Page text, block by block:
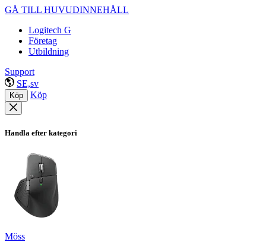
GÅ TILL HUVUDINNEHÅLL
Logitech G
Företag
Utbildning
Support
SE,sv
Köp Köp
Handla efter kategori
Möss